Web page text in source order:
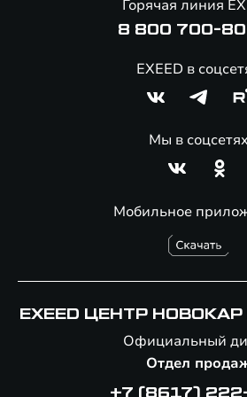
Мобильное
Горячая линия
8 800 700-
EXEED в
Мы в соцсетях
EXEED ЦЕНТР
Официальный
Отдел
+7 (8617)